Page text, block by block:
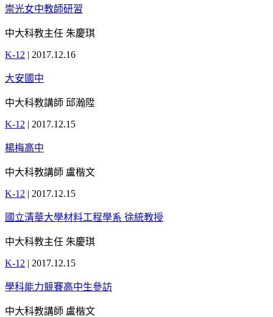
崇光女中教師研習
中大科教主任 朱慶琪
K-12 | 2017.12.16
大安國中
中大科教講師 邱瀚陞
K-12 | 2017.12.15
楊梅高中
中大科教講師 盧楷文
K-12 | 2017.12.15
國立清華大學材料工程學系 徐統教授
中大科教主任 朱慶琪
K-12 | 2017.12.15
學科能力競賽高中生參訪
中大科教講師 盧楷文